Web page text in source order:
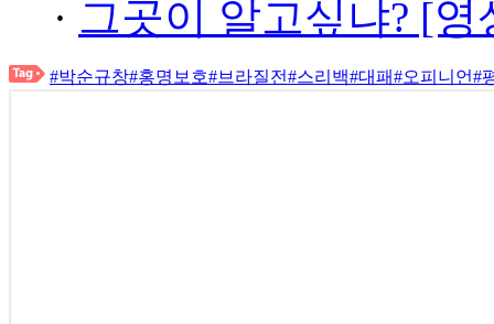
· 그곳이 알고싶냐? [
#박순규창#홍명보호#브라질전#스리백#대패#오피니언#